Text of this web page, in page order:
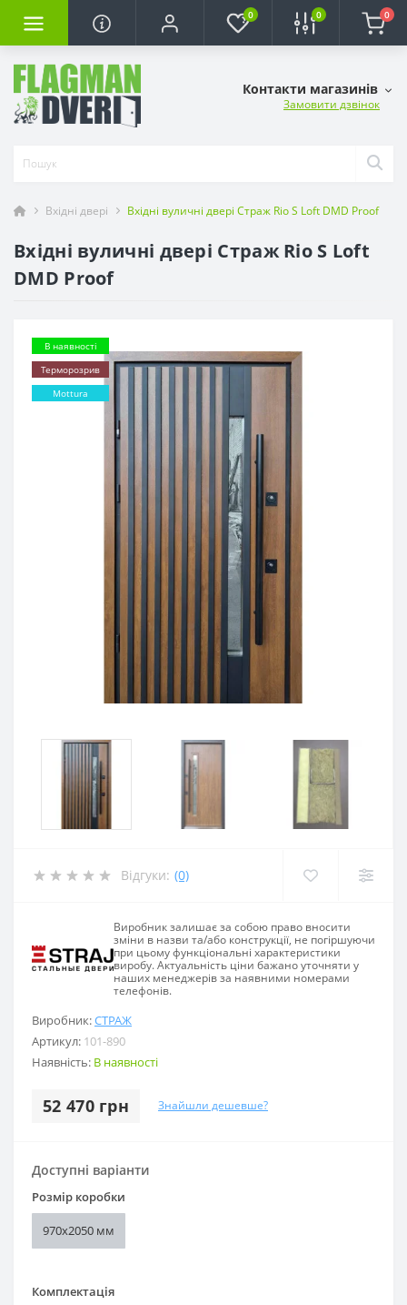
0 0 0
Контакти магазинів
Замовити дзвінок
Вхідні двері Вхідні вуличні двері Страж Rio S Loft DMD Proof
Вхідні вуличні двері Страж Rio S Loft
DMD Proof
В наявності
Терморозрив
Mottura
Відгуки: (0)
Виробник:СТРАЖ
Артикул: 101-890
Наявність: В наявності
52 470 грн Знайшли дешевше?
Виробник залишає за собою право вносити
зміни в назви та/або конструкції, не погіршуючи
при цьому функціональні характеристики
виробу. Актуальність ціни бажано уточняти у
наших менеджерів за наявними номерами
телефонів.
Доступні варіанти
Розмір коробки
970х2050 мм
Комплектація